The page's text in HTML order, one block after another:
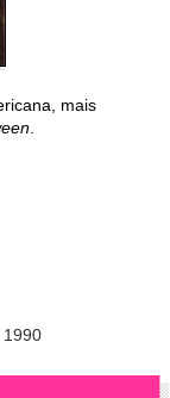
mais
1990